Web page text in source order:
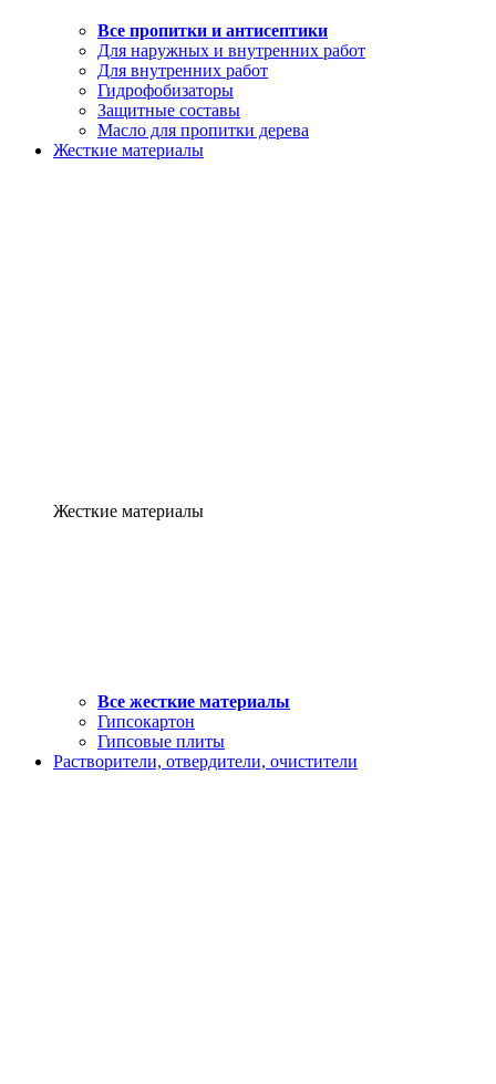
Все пропитки и антисептики
Для наружных и внутренних работ
Для внутренних работ
Гидрофобизаторы
Защитные составы
Масло для пропитки дерева
Жесткие материалы
Жесткие материалы
Все жесткие материалы
Гипсокартон
Гипсовые плиты
Растворители, отвердители, очистители